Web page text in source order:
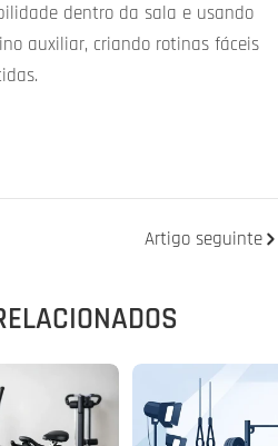
dentro da sala e usando
auxiliar, criando rotinas fáceis
Artigo seguinte